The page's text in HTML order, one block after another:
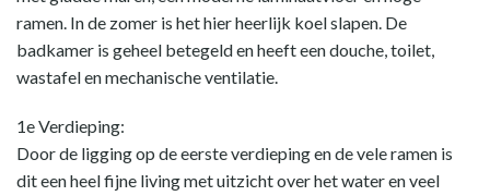
ramen. In de zomer is het hier heerlijk koel slapen. De
badkamer is geheel betegeld en heeft een douche, toilet,
wastafel en mechanische ventilatie.
1e Verdieping:
Door de ligging op de eerste verdieping en de vele ramen is
dit een heel fijne living met uitzicht over het water en veel